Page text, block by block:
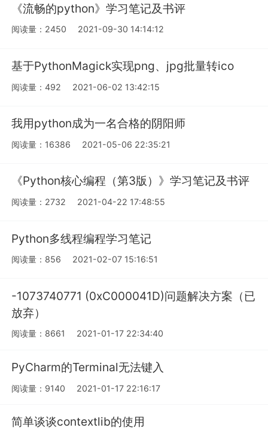
《流畅的python》学习笔记及书评
阅读量：2450 2021-09-30 14:14:12
基于PythonMagick实现png、jpg批量转ico
阅读量：492 2021-06-02 13:42:15
我用python成为一名合格的阴阳师
阅读量：16386 2021-05-06 22:35:21
《Python核心编程（第3版）》学习笔记及书评
阅读量：2732 2021-04-22 17:48:55
Python多线程编程学习笔记
阅读量：856 2021-02-07 15:16:51
-1073740771 (0xC000041D)问题解决方案（已
放弃）
阅读量：8661 2021-01-17 22:34:40
PyCharm的Terminal无法键入
阅读量：9140 2021-01-17 22:16:17
简单谈谈contextlib的使用